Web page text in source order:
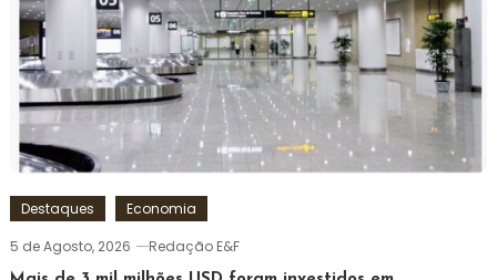
Destaques
Economia
5 de Agosto, 2026
Redação E&F